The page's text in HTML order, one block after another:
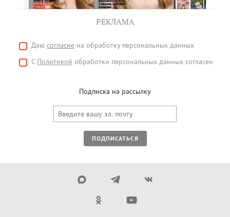
РЕКЛАМА
Даю согласие на обработку персональных данных
С Политикой обработки персональных данных согласен
Подписка на рассылку
ПОДПИСАТЬСЯ